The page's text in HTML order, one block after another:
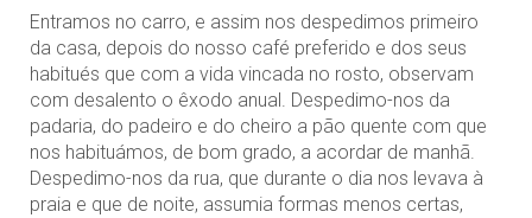
Entramos no carro, e assim nos despedimos primeiro
da casa, depois do nosso café preferido e dos seus
habitués que com a vida vincada no rosto, observam
com desalento o êxodo anual. Despedimo-nos da
padaria, do padeiro e do cheiro a pão quente com que
nos habituámos, de bom grado, a acordar de manhã.
Despedimo-nos da rua, que durante o dia nos levava à
praia e que de noite, assumia formas menos certas,